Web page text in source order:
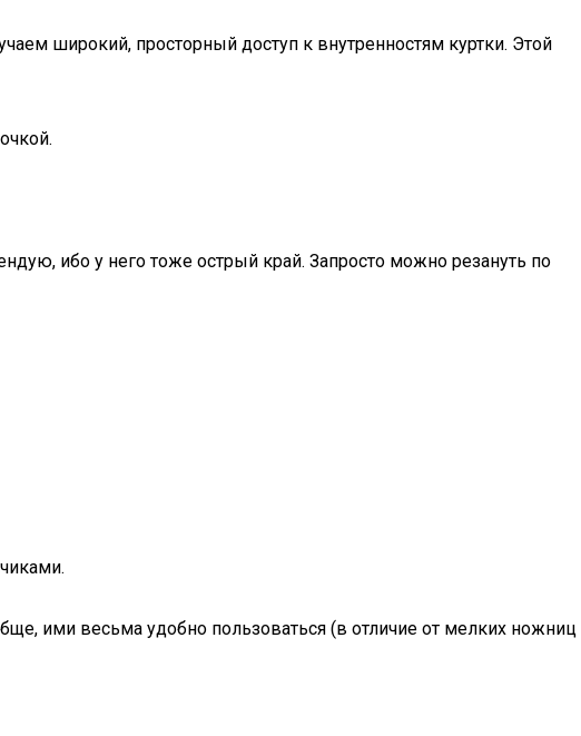
широкий, просторный доступ к внутренностям куртки. Этой
ибо у него тоже острый край. Запросто можно резануть по
ими весьма удобно пользоваться (в отличие от мелких ножниц